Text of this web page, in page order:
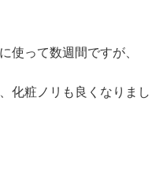
使って数週間ですが、
化粧ノリも良くなりまし